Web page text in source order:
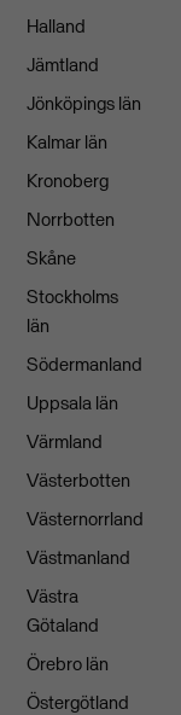
Halland
Jämtland
Jönköpings län
Kalmar län
Kronoberg
Norrbotten
Skåne
Stockholms
län
Södermanland
Uppsala län
Värmland
Västerbotten
Västernorrland
Västmanland
Västra
Götaland
Örebro län
Östergötland